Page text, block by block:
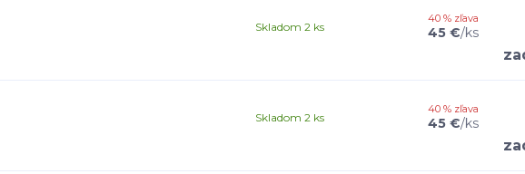
40 % zľava
45 €/ks
Skladom 2 ks
40 % zľava
45 €/ks
Skladom 2 ks